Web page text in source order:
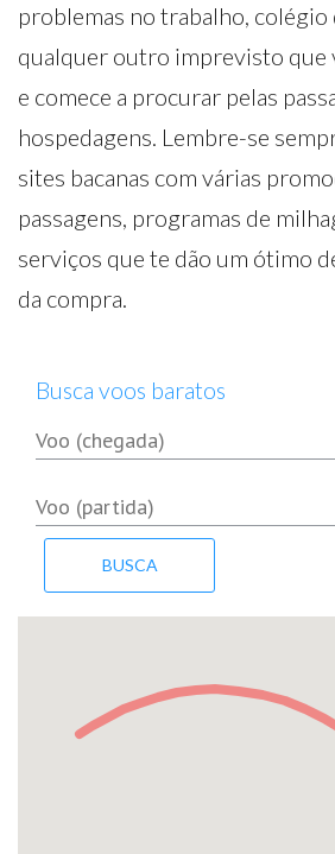
problemas no trabalho, colégio
qualquer outro imprevisto que
e comece a procurar pelas
hospedagens. Lembre-se
sites bacanas com várias
passagens, programas de
serviços que te dão um ótimo
da compra.
Busca voos baratos